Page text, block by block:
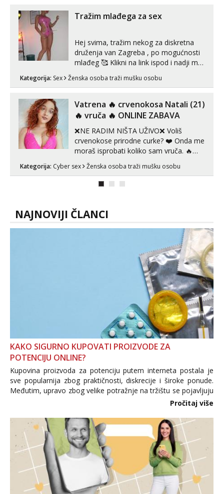
link ispod i nadji me tamo, cekam te!
Tražim mlađega za sex
Hej svima, tražim nekog za diskretna
druženja van Zagreba , po mogućnosti
mlađeg 🥰 Klikni na link ispod i nadji me
Kategorija: Sex Ženska osoba traži mušku osobu
Vatrena ‎️‍🔥 crvenokosa Natali (21)
‎️‍🔥 vruča‎ ️‍🔥 ONLINE ZABAVA
❌NE RADIM NIŠTA UŽIVO❌ Voliš
crvenokose prirodne curke? ❤️ Onda me
moraš isprobati koliko sam vruča.‎ ️‍🔥
MLADA vražica koja ima 100%
prorodne grudi, 💦 Misli su mi uvijek
prljave i u svemu vidim samo užitak. 💦
s kolegica...
Kategorija: Cyber sex Ženska osoba traži mušku osobu
NAJNOVIJI ČLANCI
KAKO SIGURNO KUPOVATI PROIZVODE ZA
POTENCIJU ONLINE?
Kupovina proizvoda za potenciju putem interneta postala je
sve popularnija zbog praktičnosti, diskrecije i široke ponude.
Međutim, upravo zbog velike potražnje na tržištu se pojavljuju
i brojni krivotvoreni proizvodi, nepouzdane internetske
Pročitaj više